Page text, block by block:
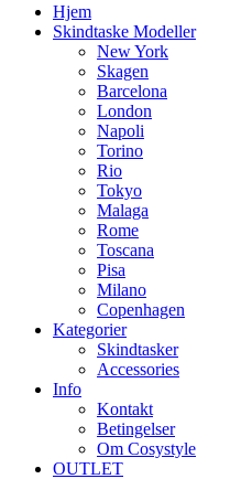
Hjem
Skindtaske Modeller
New York
Skagen
Barcelona
London
Napoli
Torino
Rio
Tokyo
Malaga
Rome
Toscana
Pisa
Milano
Copenhagen
Kategorier
Skindtasker
Accessories
Info
Kontakt
Betingelser
Om Cosystyle
OUTLET